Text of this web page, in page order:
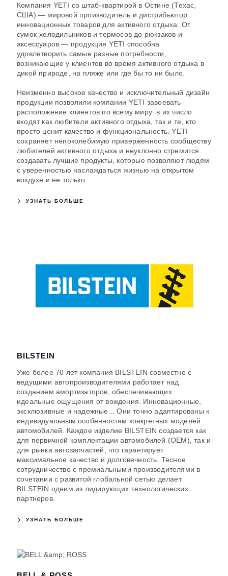
Компания YETI со штаб-квартирой в Остине (Техас,
США) — мировой производитель и дистрибьютор
инновационных товаров для активного отдыха. От
сумок-холодильников и термосов до рюкзаков и
аксессуаров — продукция YETI способна
удовлетворить самые разные потребности,
возникающие у клиентов во время активного отдыха в
дикой природе, на пляже или где бы то ни было.
Неизменно высокое качество и исключительный дизайн
продукции позволили компании YETI завоевать
расположение клиентов по всему миру: в их число
входят как любители активного отдыха, так и те, кто
просто ценит качество и функциональность. YETI
сохраняет непоколебимую приверженность сообществу
любителей активного отдыха и неуклонно стремится
создавать лучшие продукты, которые позволяют людям
с уверенностью наслаждаться жизнью на открытом
воздухе и не только.
УЗНАТЬ БОЛЬШЕ
BILSTEIN
Уже более 70 лет компания BILSTEIN совместно с
ведущими автопроизводителями работает над
созданием амортизаторов, обеспечивающих
идеальные ощущения от вождения. Инновационные,
эксклюзивные и надежные... Они точно адаптированы к
индивидуальным особенностям конкретных моделей
автомобилей. Каждое изделие BILSTEIN создается как
для первичной комплектации автомобилей (OEM), так и
для рынка автозапчастей, что гарантирует
максимальное качество и долговечность. Тесное
сотрудничество с премиальными производителями в
сочетании с развитой глобальной сетью делает
BILSTEIN одним из лидирующих технологических
партнеров.
УЗНАТЬ БОЛЬШЕ